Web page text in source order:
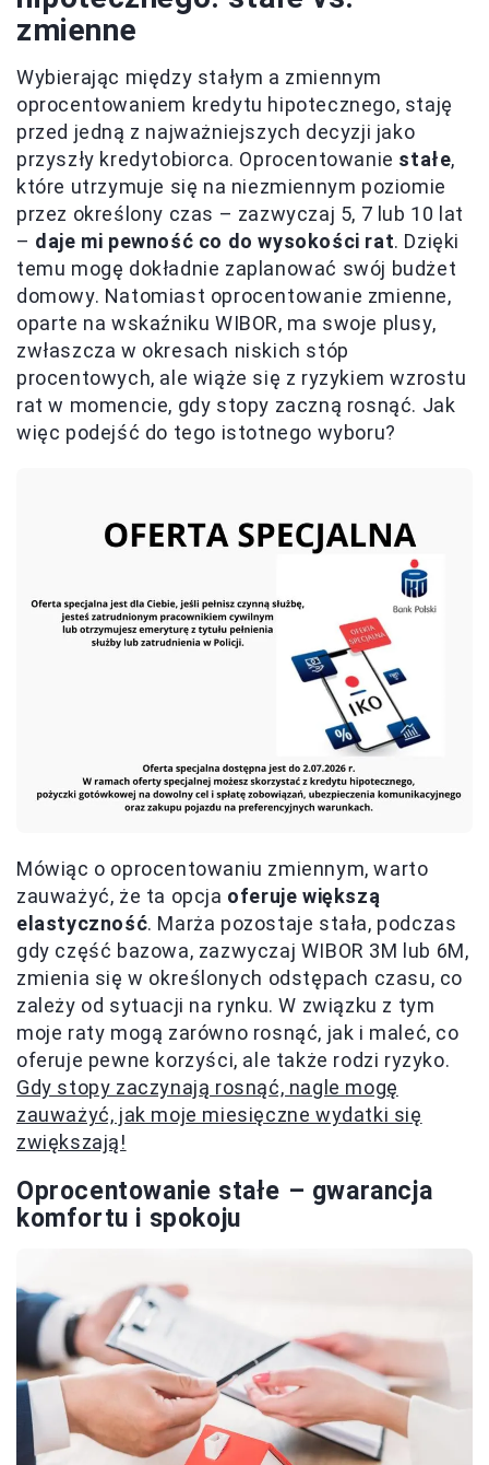
zmienne
Wybierając między stałym a zmiennym
oprocentowaniem kredytu hipotecznego, staję
przed jedną z najważniejszych decyzji jako
przyszły kredytobiorca. Oprocentowanie stałe,
które utrzymuje się na niezmiennym poziomie
przez określony czas – zazwyczaj 5, 7 lub 10 lat
– daje mi pewność co do wysokości rat. Dzięki
temu mogę dokładnie zaplanować swój budżet
domowy. Natomiast oprocentowanie zmienne,
oparte na wskaźniku WIBOR, ma swoje plusy,
zwłaszcza w okresach niskich stóp
procentowych, ale wiąże się z ryzykiem wzrostu
rat w momencie, gdy stopy zaczną rosnąć. Jak
więc podejść do tego istotnego wyboru?
Mówiąc o oprocentowaniu zmiennym, warto
zauważyć, że ta opcja oferuje większą
elastyczność. Marża pozostaje stała, podczas
gdy część bazowa, zazwyczaj WIBOR 3M lub 6M,
zmienia się w określonych odstępach czasu, co
zależy od sytuacji na rynku. W związku z tym
moje raty mogą zarówno rosnąć, jak i maleć, co
oferuje pewne korzyści, ale także rodzi ryzyko.
Gdy stopy zaczynają rosnąć, nagle mogę
zauważyć, jak moje miesięczne wydatki się
zwiększają!
Oprocentowanie stałe – gwarancja
komfortu i spokoju